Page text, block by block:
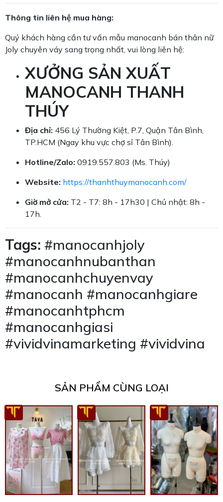
Thông tin liên hệ mua hàng:
Quý khách hàng cần tư vấn mẫu manocanh bán thân nữ
Joly chuyên váy sang trọng nhất, vui lòng liên hệ:
XƯỞNG SẢN XUẤT
MANOCANH THANH
THÚY
Địa chỉ: 456 Lý Thường Kiệt, P.7, Quận Tân Bình,
TP.HCM (Ngay khu vực chợ sỉ Tân Bình).
Hotline/Zalo: 0919.557.803 (Ms. Thúy)
Website: https://thanhthuymanocanh.com/
Giờ mở cửa: T2 - T7: 8h - 17h30 | Chủ nhật: 8h -
17h.
Tags: #manocanhjoly
#manocanhnubanthan
#manocanhchuyenvay
#manocanh #manocanhgiare
#manocanhtphcm
#manocanhgiasi
#vividvinamarketing #vividvina
SẢN PHẨM CÙNG LOẠI